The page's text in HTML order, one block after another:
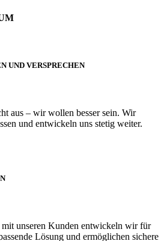
UND VERSPRECHEN
aus – wir wollen besser sein. Wir
und entwickeln uns stetig weiter.
mit unseren Kunden entwickeln wir für
Lösung und ermöglichen sichere